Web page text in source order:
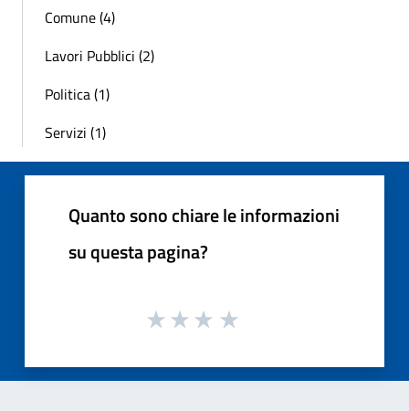
Comune (4)
Lavori Pubblici (2)
Politica (1)
Servizi (1)
Quanto sono chiare le informazioni
su questa pagina?